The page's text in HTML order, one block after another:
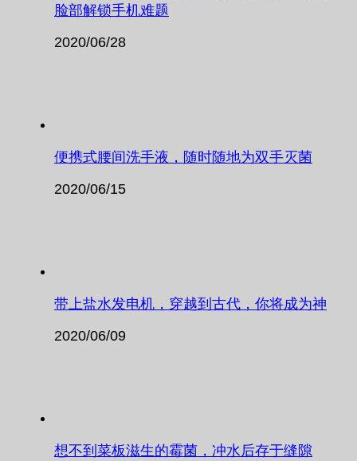
脸部解锁手机难题
2020/06/28
便携式腰间洗手液，随时随地为双手灭菌
2020/06/15
带上盐水发电机，穿越到古代，你将成为神
2020/06/09
想不到菜板滋生的霉菌，冲水后存于缝隙